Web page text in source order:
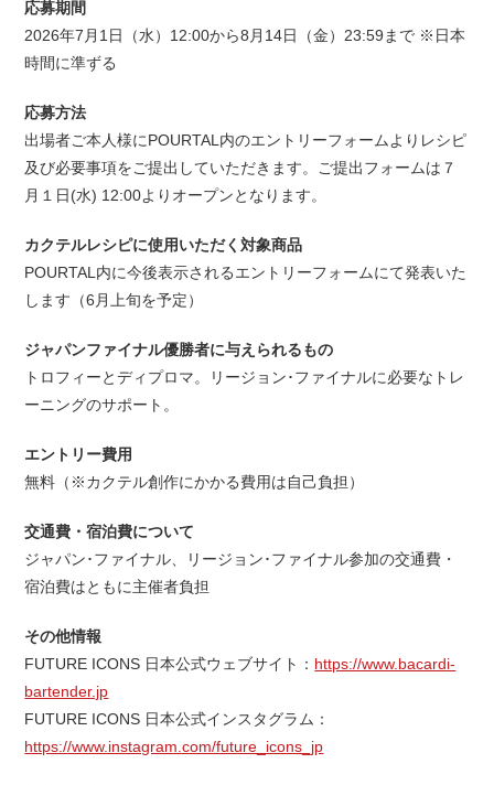
応募期間
2026年7月1日（水）12:00から8月14日（金）23:59まで ※日本
時間に準ずる
応募方法
出場者ご本人様にPOURTAL内のエントリーフォームよりレシピ
及び必要事項をご提出していただきます。ご提出フォームは７
月１日(水) 12:00よりオープンとなります。
カクテルレシピに使用いただく対象商品
POURTAL内に今後表示されるエントリーフォームにて発表いた
します（6月上旬を予定）
ジャパンファイナル優勝者に与えられるもの
トロフィーとディプロマ。リージョン･ファイナルに必要なトレ
ーニングのサポート。
エントリー費用
無料（※カクテル創作にかかる費用は自己負担）
交通費・宿泊費について
ジャパン･ファイナル、リージョン･ファイナル参加の交通費・
宿泊費はともに主催者負担
その他情報
FUTURE ICONS 日本公式ウェブサイト： https://www.bacardi-
bartender.jp
FUTURE ICONS 日本公式インスタグラム：
https://www.instagram.com/future_icons_jp